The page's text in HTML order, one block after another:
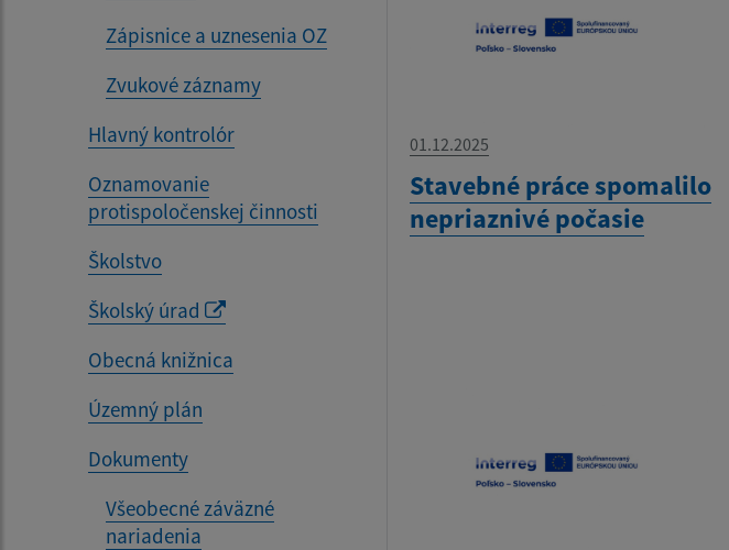
Zápisnice a uznesenia OZ
Zvukové záznamy
Hlavný kontrolór
Oznamovanie
protispoločenskej činnosti
Školstvo
Školský úrad
Obecná knižnica
Územný plán
Dokumenty
Všeobecné záväzné
nariadenia
01.12.2025
Stavebné práce spomalilo
nepriaznivé počasie